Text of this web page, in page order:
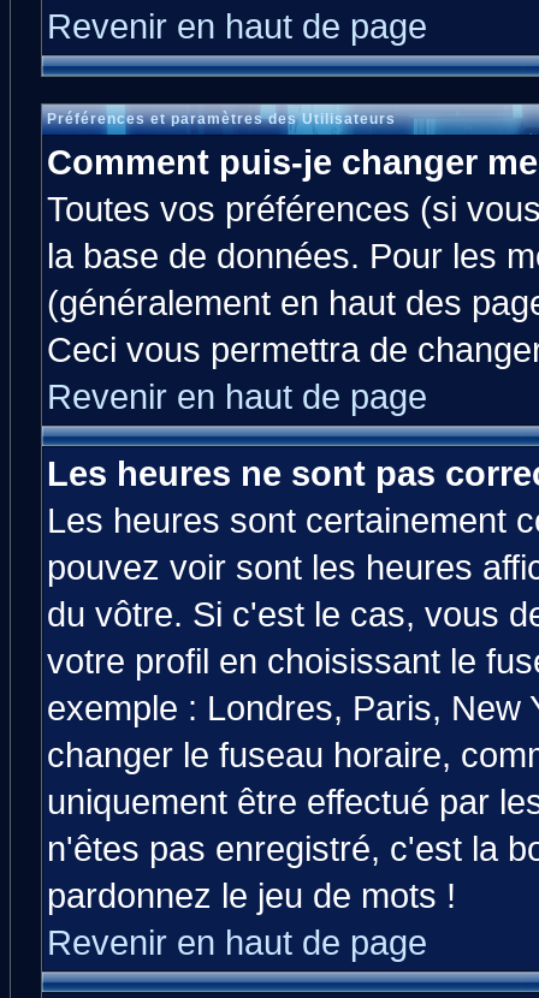
Revenir en haut de page
Préférences et paramètres des Utilisateurs
Comment puis-je changer
Toutes vos préférences (si
la base de données. Pour les
(généralement en haut des
Ceci vous permettra de
Revenir en haut de page
Les heures ne sont pas
Les heures sont certainement
pouvez voir sont les heures
du vôtre. Si c'est le cas, vous
votre profil en choisissant le
exemple : Londres, Paris, New
changer le fuseau horaire,
uniquement être effectué par
n'êtes pas enregistré, c'est la
pardonnez le jeu de mots !
Revenir en haut de page